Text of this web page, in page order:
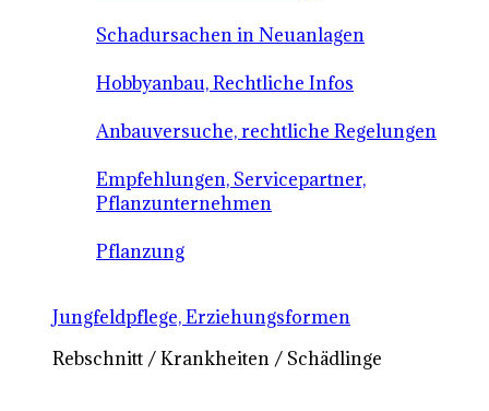
Schadursachen in Neuanlagen
Hobbyanbau, Rechtliche Infos
Anbauversuche, rechtliche Regelungen
Empfehlungen, Servicepartner,
Pflanzunternehmen
Pflanzung
Jungfeldpflege, Erziehungsformen
Rebschnitt / Krankheiten / Schädlinge